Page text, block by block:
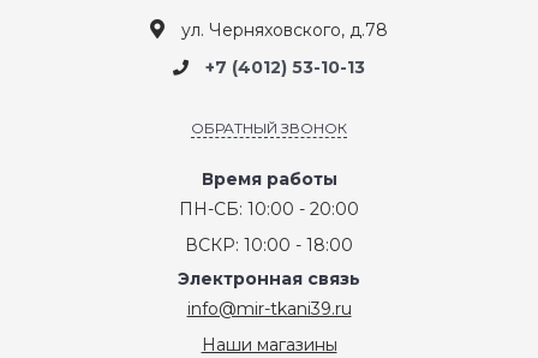
ул. Черняховского, д.78
+7 (4012) 53-10-13
ОБРАТНЫЙ ЗВОНОК
Время работы
ПН-СБ: 10:00 - 20:00
ВСКР: 10:00 - 18:00
Электронная связь
info@mir-tkani39.ru
Наши магазины